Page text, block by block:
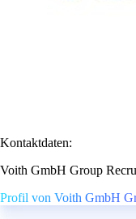
Kontaktdaten:
Voith GmbH Group
Profil von Voith GmbH